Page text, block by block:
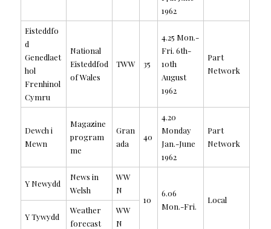
1962
Eisteddfo
d
Genedlaet
hol
Frenhinol
Cymru
National
Eisteddfod
of Wales
TWW 35
4.25 Mon.-
Fri. 6th-
10th
August
1962
Part
Network
Dewch i
Mewn
Magazine
program
me
Gran
ada
40
4.20
Monday
Jan.-June
1962
Part
Network
Y Newydd
News in
Welsh
WW
N
10
6.06
Mon.-Fri.
Local
Y Tywydd
Weather
forecast
WW
N